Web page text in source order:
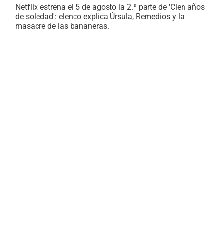
Netflix estrena el 5 de agosto la 2.ª parte de 'Cien años
de soledad': elenco explica Úrsula, Remedios y la
masacre de las bananeras.